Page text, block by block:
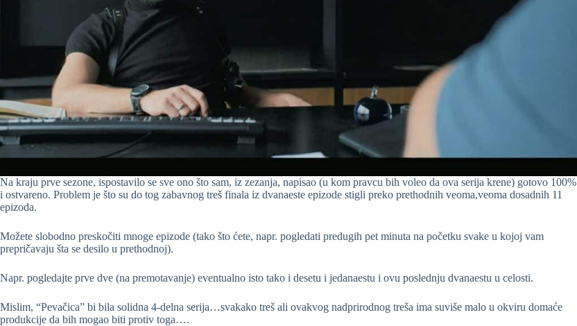
Na kraju prve sezone, ispostavilo se sve ono što sam, iz zezanja, napisao (u kom pravcu bih voleo da ova serija krene) gotovo 100%
i ostvareno. Problem je što su do tog zabavnog treš finala iz dvanaeste epizode stigli preko prethodnih veoma,veoma dosadnih 11
epizoda.
Možete slobodno preskočiti mnoge epizode (tako što ćete, napr. pogledati predugih pet minuta na početku svake u kojoj vam
prepričavaju šta se desilo u prethodnoj).
Napr. pogledajte prve dve (na premotavanje) eventualno isto tako i desetu i jedanaestu i ovu poslednju dvanaestu u celosti.
Mislim, “Pevačica” bi bila solidna 4-delna serija…svakako treš ali ovakvog nadprirodnog treša ima suviše malo u okviru domaće
produkcije da bih mogao biti protiv toga….